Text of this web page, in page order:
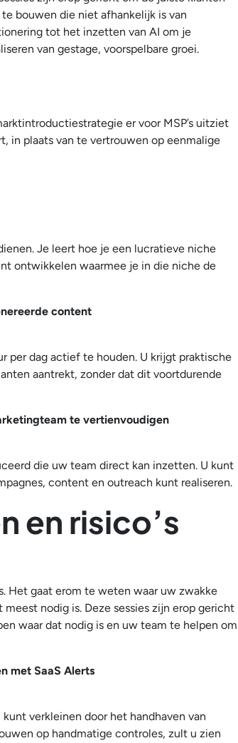
bouwen die niet afhankelijk is van
tot het inzetten van AI om je
van gestage, voorspelbare groei.
er voor MSP’s uitziet
in plaats van te vertrouwen op eenmalige
Je leert hoe je een lucratieve niche
ontwikkelen waarmee je in die niche de
content
per dag actief te houden. U krijgt praktische
aantrekt, zonder dat dit voortdurende
te vertienvoudigen
die uw team direct kan inzetten. U kunt
content en outreach kunt realiseren.
en risico’s
Het gaat erom te weten waar uw zwakke
nodig is. Deze sessies zijn erop gericht
waar dat nodig is en uw team te helpen om
met SaaS Alerts
verkleinen door het handhaven van
op handmatige controles, zult u zien